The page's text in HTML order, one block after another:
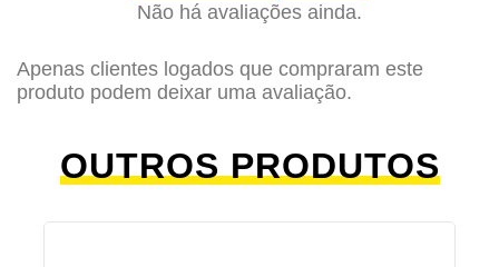
Não há avaliações ainda.
Apenas clientes logados que compraram este
produto podem deixar uma avaliação.
OUTROS PRODUTOS